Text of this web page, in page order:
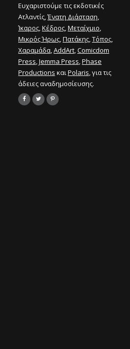
Ευχαριστούμε τις εκδοτικές
Ατλαντίς,Ένατη Διάσταση,
Ίκαρος,Κέδρος,Μεταίχμιο,
Μικρός Ήρως,Πατάκης,Τόπος,
Χαραμάδα,AddArt,Comicdom
Press,Jemma Press,Phase
Productions καιPolaris, για τις
άδειες αναδημοσίευσης.